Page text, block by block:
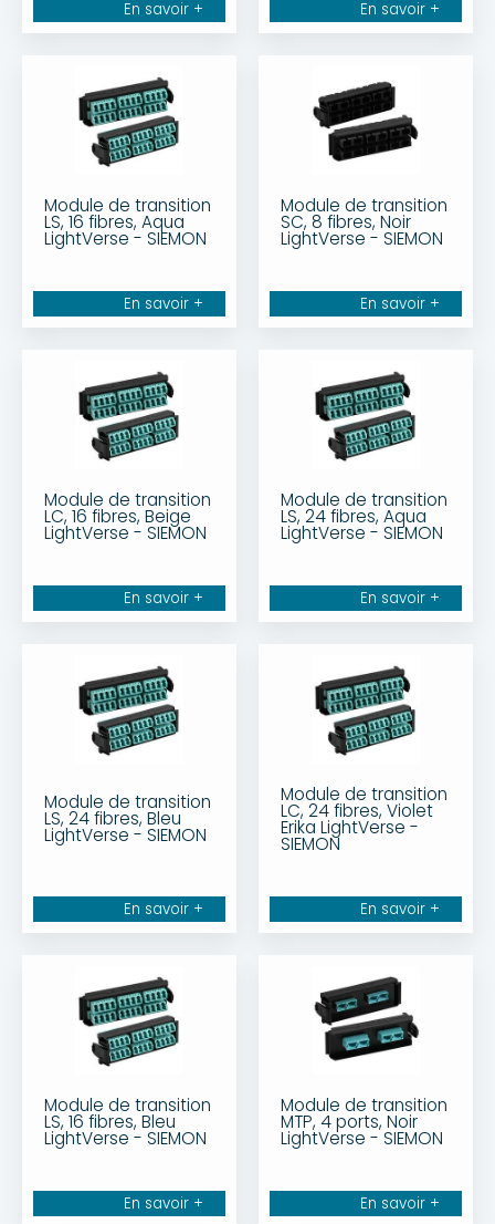
En savoir + En savoir +
Module de transition
LS, 16 fibres, Aqua
LightVerse - SIEMON
En savoir +
Module de transition
SC, 8 fibres, Noir
LightVerse - SIEMON
En savoir +
Module de transition
LC, 16 fibres, Beige
LightVerse - SIEMON
En savoir +
Module de transition
LS, 24 fibres, Aqua
LightVerse - SIEMON
En savoir +
Module de transition
LS, 24 fibres, Bleu
LightVerse - SIEMON
En savoir +
Module de transition
LC, 24 fibres, Violet
Erika LightVerse -
SIEMON
En savoir +
Module de transition
LS, 16 fibres, Bleu
LightVerse - SIEMON
En savoir +
Module de transition
MTP, 4 ports, Noir
LightVerse - SIEMON
En savoir +